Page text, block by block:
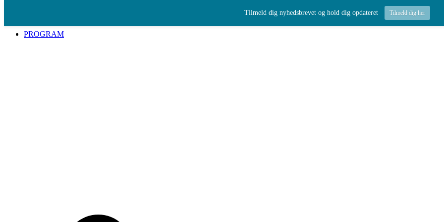
PROGRAM
Tilmeld dig nyhedsbrevet og hold dig opdateret Tilmeld dig her